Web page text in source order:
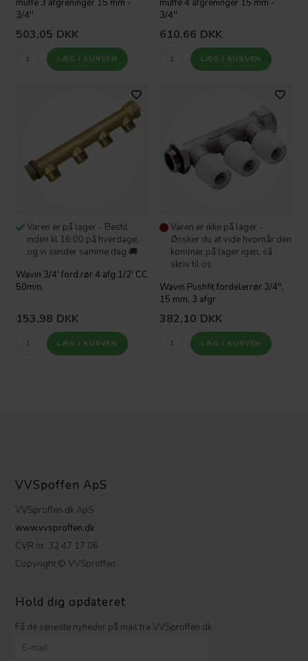
muffe 3 afgreninger 15 mm -
3/4''
503,05 DKK
muffe 4 afgreninger 15 mm -
3/4''
610,66 DKK
Varen er på lager - Bestil
inden kl 16:00 på hverdage,
og vi sender samme dag 🚚
Wavin 3/4' ford.rør 4 afg.1/2' CC
50mm
153,98 DKK
Varen er ikke på lager -
Ønsker du at vide hvornår den
kommer på lager igen, så
skriv til os
Wavin Pushfit fordelerrør 3/4'',
15 mm, 3 afgr
382,10 DKK
VVSpoffen ApS
VVSproffen.dk ApS
www.vvsproffen.dk
CVR nr: 32 47 17 06
Copyright © VVSproffen
Hold dig opdateret
Få de seneste nyheder på mail fra VVSproffen.dk